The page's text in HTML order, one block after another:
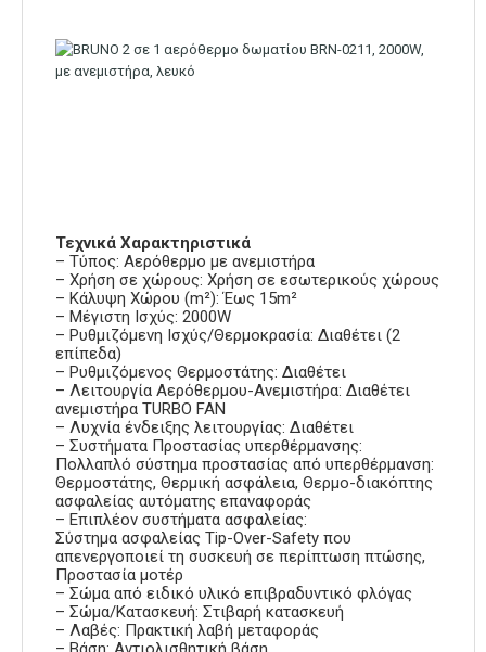
Τεχνικά Χαρακτηριστικά
– Τύπος: Αερόθερμο με ανεμιστήρα
– Χρήση σε χώρους: Χρήση σε εσωτερικούς χώρους
– Κάλυψη Χώρου (m²): Έως 15m²
– Μέγιστη Ισχύς: 2000W
– Ρυθμιζόμενη Ισχύς/Θερμοκρασία: Διαθέτει (2
επίπεδα)
– Ρυθμιζόμενος Θερμοστάτης: Διαθέτει
– Λειτουργία Αερόθερμου-Ανεμιστήρα: Διαθέτει
ανεμιστήρα TURBO FAN
– Λυχνία ένδειξης λειτουργίας: Διαθέτει
– Συστήματα Προστασίας υπερθέρμανσης:
Πολλαπλό σύστημα προστασίας από υπερθέρμανση:
Θερμοστάτης, Θερμική ασφάλεια, Θερμο-διακόπτης
ασφαλείας αυτόματης επαναφοράς
– Επιπλέον συστήματα ασφαλείας:
Σύστημα ασφαλείας Tip-Over-Safety που
απενεργοποιεί τη συσκευή σε περίπτωση πτώσης,
Προστασία μοτέρ
– Σώμα από ειδικό υλικό επιβραδυντικό φλόγας
– Σώμα/Κατασκευή: Στιβαρή κατασκευή
– Λαβές: Πρακτική λαβή μεταφοράς